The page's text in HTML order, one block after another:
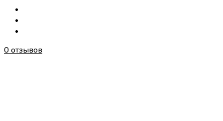
0 отзывов